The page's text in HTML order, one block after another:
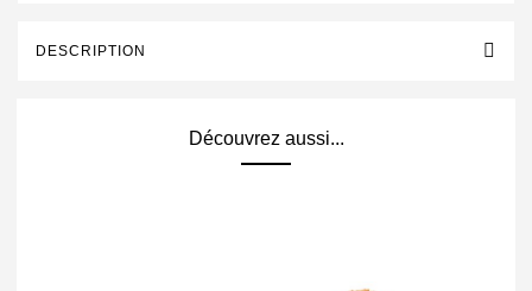
DESCRIPTION
Découvrez aussi...